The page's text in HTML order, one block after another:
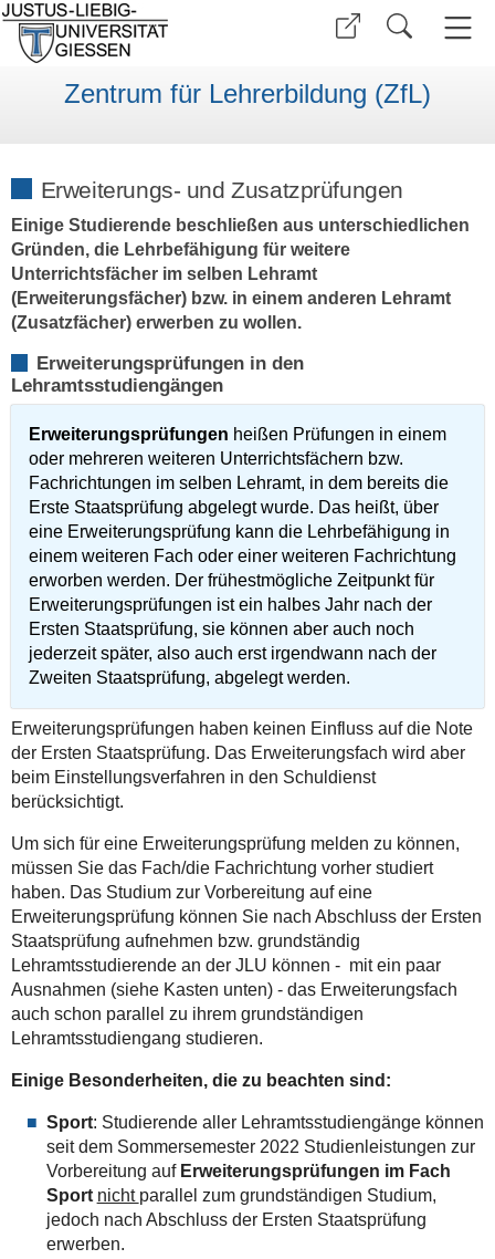
Zentrum für Lehrerbildung (ZfL)
Erweiterungs- und Zusatzprüfungen
Einige Studierende beschließen aus unterschiedlichen
Gründen, die Lehrbefähigung für weitere
Unterrichtsfächer im selben Lehramt
(Erweiterungsfächer) bzw. in einem anderen Lehramt
(Zusatzfächer) erwerben zu wollen.
Erweiterungsprüfungen in den
Lehramtsstudiengängen
Erweiterungsprüfungen heißen Prüfungen in einem
oder mehreren weiteren Unterrichtsfächern bzw.
Fachrichtungen im selben Lehramt, in dem bereits die
Erste Staatsprüfung abgelegt wurde. Das heißt, über
eine Erweiterungsprüfung kann die Lehrbefähigung in
einem weiteren Fach oder einer weiteren Fachrichtung
erworben werden. Der frühestmögliche Zeitpunkt für
Erweiterungsprüfungen ist ein halbes Jahr nach der
Ersten Staatsprüfung, sie können aber auch noch
jederzeit später, also auch erst irgendwann nach der
Zweiten Staatsprüfung, abgelegt werden.
Erweiterungsprüfungen haben keinen Einfluss auf die Note
der Ersten Staatsprüfung. Das Erweiterungsfach wird aber
beim Einstellungsverfahren in den Schuldienst
berücksichtigt.
Um sich für eine Erweiterungsprüfung melden zu können,
müssen Sie das Fach/die Fachrichtung vorher studiert
haben. Das Studium zur Vorbereitung auf eine
Erweiterungsprüfung können Sie nach Abschluss der Ersten
Staatsprüfung aufnehmen bzw. grundständig
Lehramtsstudierende an der JLU können - mit ein paar
Ausnahmen (siehe Kasten unten) - das Erweiterungsfach
auch schon parallel zu ihrem grundständigen
Lehramtsstudiengang studieren.
Einige Besonderheiten, die zu beachten sind:
Sport: Studierende aller Lehramtsstudiengänge können
seit dem Sommersemester 2022 Studienleistungen zur
Vorbereitung auf Erweiterungsprüfungen im Fach
Sport nicht parallel zum grundständigen Studium,
jedoch nach Abschluss der Ersten Staatsprüfung
erwerben.